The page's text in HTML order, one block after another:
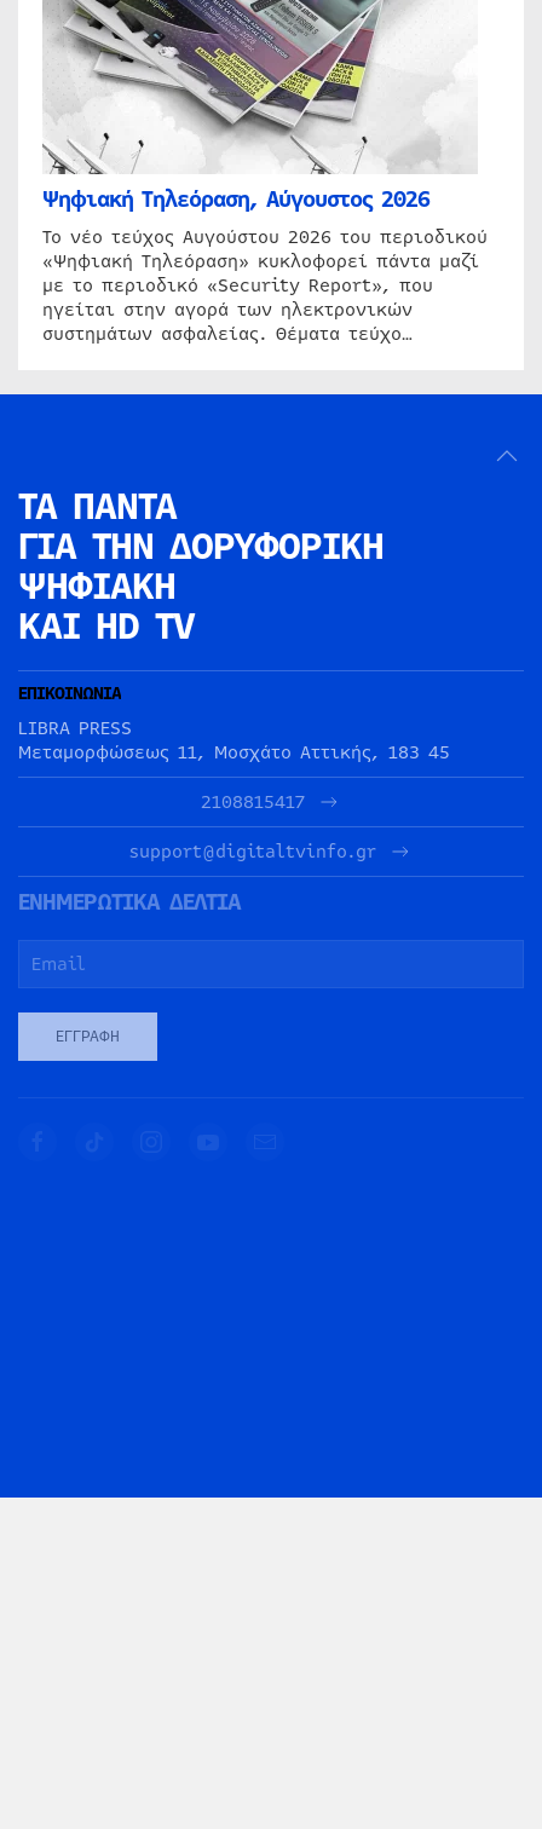
Ψηφιακή Τηλεόραση, Αύγουστος 2026
Το νέο τεύχος Αυγούστου 2026 του περιοδικού
«Ψηφιακή Τηλεόραση» κυκλοφορεί πάντα μαζί
με το περιοδικό «Security Report», που
ηγείται στην αγορά των ηλεκτρονικών
συστημάτων ασφαλείας. Θέματα τεύχο…
ΤΑ ΠΑΝΤΑ
ΓΙΑ ΤΗΝ ΔΟΡΥΦΟΡΙΚΗ
ΨΗΦΙΑΚΗ
ΚΑΙ HD TV
ΕΠΙΚΟΙΝΩΝΙΑ
LIBRA PRESS
Μεταμορφώσεως 11, Μοσχάτο Αττικής, 183 45
2108815417
support@digitaltvinfo.gr
ΕΝΗΜΕΡΩΤΙΚΑ ΔΕΛΤΙΑ
ΕΓΓΡΑΦΉ